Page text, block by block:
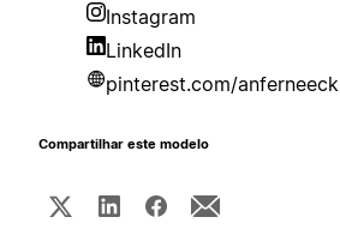
Instagram
LinkedIn
pinterest.com/anferneeck
Compartilhar este modelo